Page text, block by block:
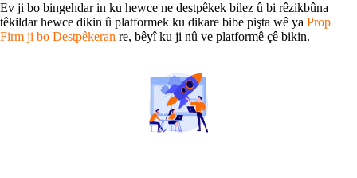
Ev ji bo bingehdar in ku hewce ne destpêkek bilez û bi rêzikbûna
têkildar hewce dikin û platformek ku dikare bibe pişta wê ya Prop
Firm ji bo Destpêkeran re, bêyî ku ji nû ve platformê çê bikin.